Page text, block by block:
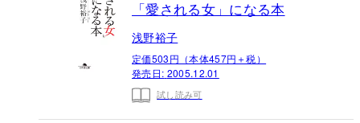
「愛される女」になる本
浅野裕子
定価503円（本体457円＋税）
発売日: 2005.12.01
試し読み可